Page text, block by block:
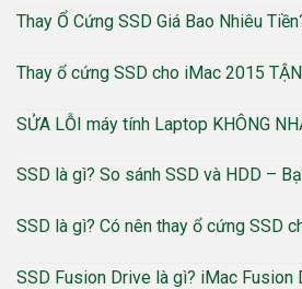
Thay Ổ Cứng SSD Giá Bao Nhiêu
Thay ổ cứng SSD cho iMac 2015
SỬA LỖI máy tính Laptop KHÔNG
SSD là gì? So sánh SSD và HDD –
SSD là gì? Có nên thay ổ cứng SSD
SSD Fusion Drive là gì? iMac Fusion